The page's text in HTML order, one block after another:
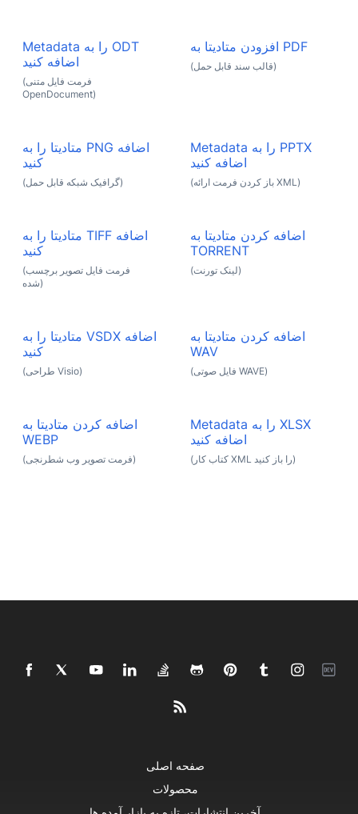
Metadata را به ODT
اضافه کنید
(فرمت فایل متنی
OpenDocument)
افزودن متادیتا به PDF
(قالب سند قابل حمل)
متادیتا را به PNG اضافه
کنید
(گرافیک شبکه قابل حمل)
Metadata را به PPTX
اضافه کنید
(باز کردن فرمت ارائه XML)
متادیتا را به TIFF اضافه
کنید
(فرمت فایل تصویر برچسب
شده)
اضافه کردن متادیتا به
TORRENT
(لینک تورنت)
متادیتا را به VSDX اضافه
کنید
(طراحی Visio)
اضافه کردن متادیتا به
WAV
(فایل صوتی WAVE)
اضافه کردن متادیتا به
WEBP
(فرمت تصویر وب شطرنجی)
Metadata را به XLSX
اضافه کنید
(کتاب کار XML را باز کنید)
صفحه اصلی
محصولات